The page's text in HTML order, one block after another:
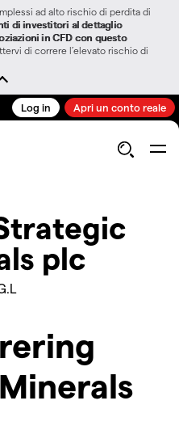
ad alto rischio di perdita di
di investitori al dettaglio
in CFD con questo
di correre l’elevato rischio di
Log in Apri un conto reale
plc